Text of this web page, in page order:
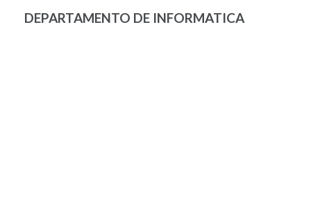
DEPARTAMENTO DE INFORMATICA